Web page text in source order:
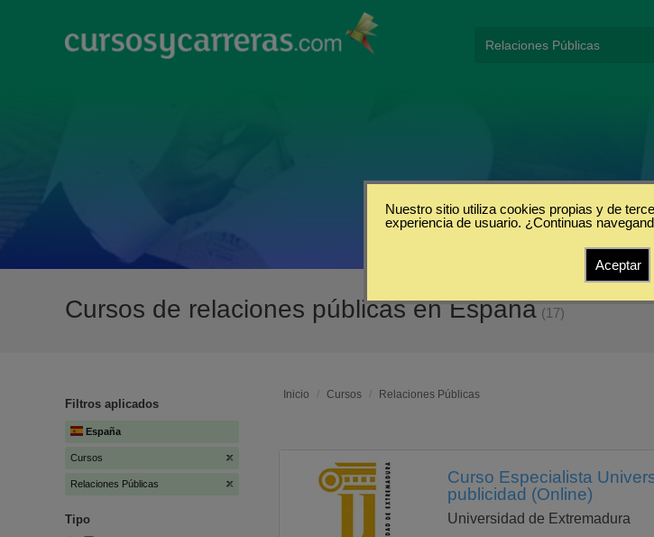
Cursos de relaciones públicas en España (17)
Filtros aplicados
España
Cursos
Relaciones Públicas
Tipo
Inicio / Cursos / Relaciones Públicas
Curso Especialista
publicidad (Online)
Universidad de Extremadura
Nuestro sitio utiliza cookies propias y de
experiencia de usuario. ¿Continuas
Aceptar